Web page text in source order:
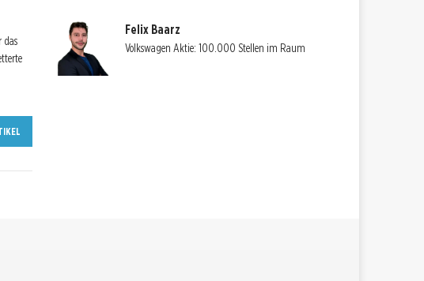
das
Felix Baarz
Volkswagen Aktie: 100.000 Stellen im Raum